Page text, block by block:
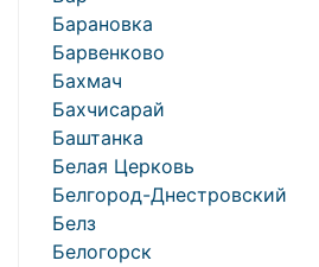
Барановка
Барвенково
Бахмач
Бахчисарай
Баштанка
Белая Церковь
Белгород-Днестровский
Белз
Белогорск